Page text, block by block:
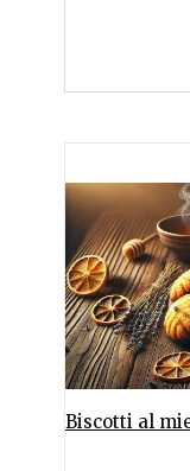
Biscotti al